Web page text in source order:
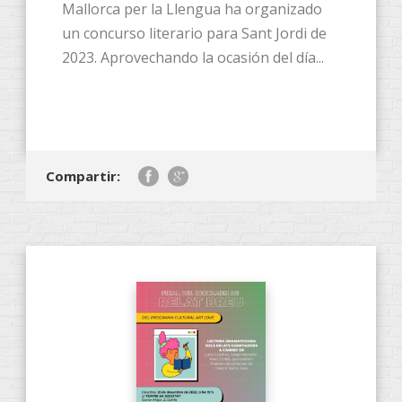
Mallorca per la Llengua ha organizado
un concurso literario para Sant Jordi de
2023. Aprovechando la ocasión del día...
Compartir: